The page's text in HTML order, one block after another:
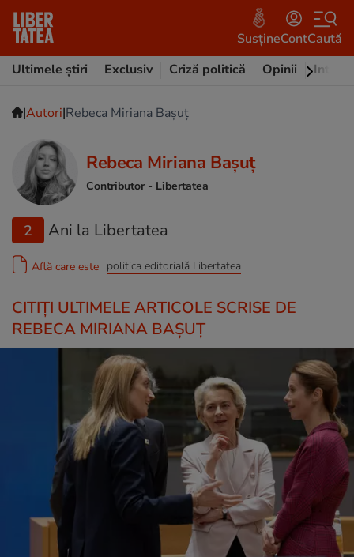
SusțineContCaută
Ultimele știri
Exclusiv Criză politică Opinii
|Autori|Rebeca Miriana Bașuț
Rebeca Miriana Bașuț
Contributor - Libertatea
2 Ani la Libertatea
Află care este politica editorială Libertatea
CITIȚI ULTIMELE ARTICOLE SCRISE DE
REBECA MIRIANA BAȘUȚ